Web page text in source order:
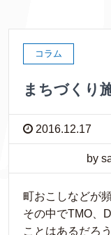
コラム
まちづくり
2016.12.17
by
町おこしなどが
その中でTMO、
ことはあるだろ